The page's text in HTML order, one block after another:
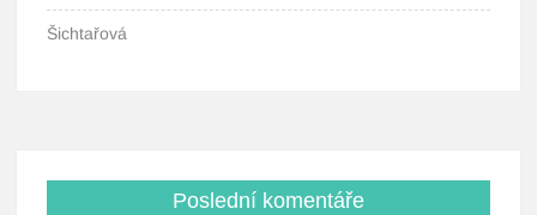
Šichtařová
Poslední komentáře